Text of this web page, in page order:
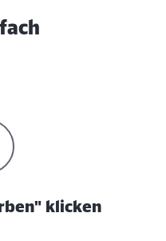
klicken